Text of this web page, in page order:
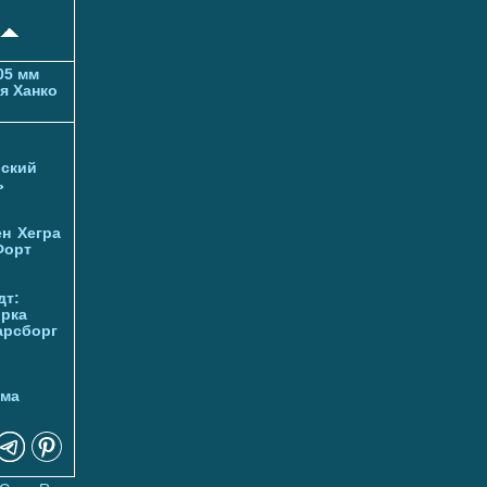
мм
Ханко
Хегра